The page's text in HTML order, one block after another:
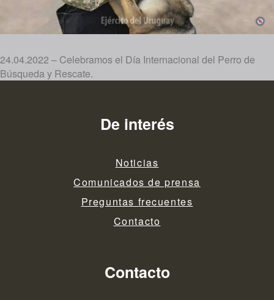
24.04.2022 – Celebramos el Día Internacional del Perro de
Búsqueda y Rescate.
De interés
Noticias
Comunicados de prensa
Preguntas frecuentes
Contacto
Contacto